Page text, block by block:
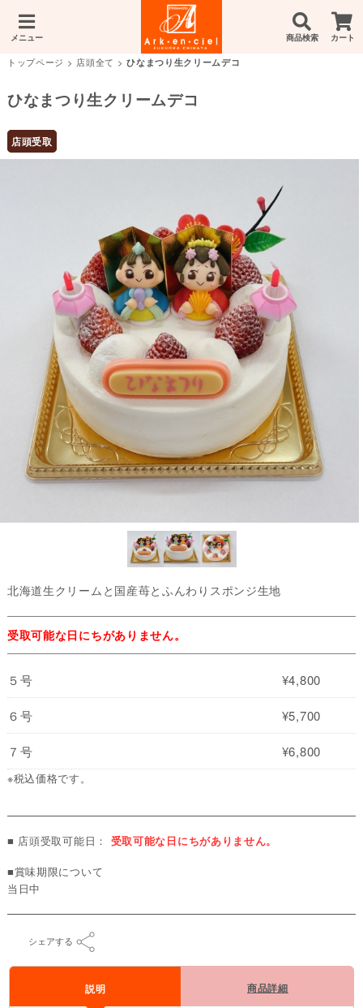
メニュー 商品検索 カート
トップページ > 店頭全て >ひなまつり生クリームデコ
ひなまつり生クリームデコ
店頭受取
北海道生クリームと国産苺とふんわりスポンジ生地
受取可能な日にちがありません。
５号 ¥4,800
６号 ¥5,700
７号 ¥6,800
※税込価格です。
■ 店頭受取可能日： 受取可能な日にちがありません。
■賞味期限について
当日中
シェアする
説明 商品詳細